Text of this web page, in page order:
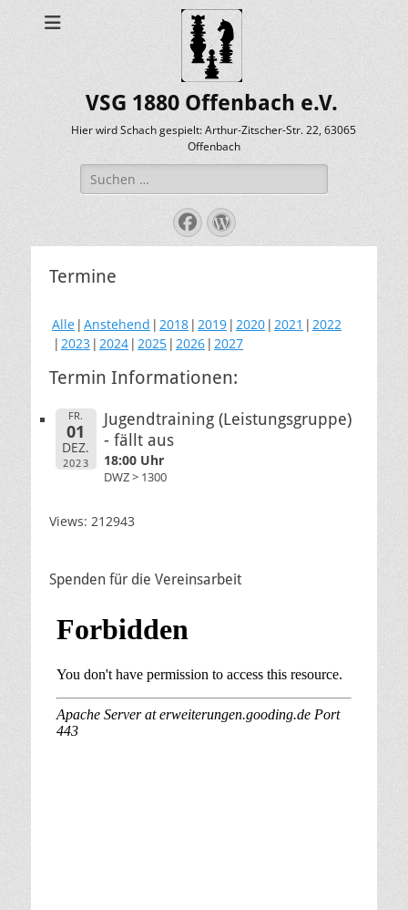
VSG 1880 Offenbach e.V.
Hier wird Schach gespielt: Arthur-Zitscher-Str. 22, 63065
Offenbach
Suche
nach:
Facebook
WordPress
Termine
Alle Anstehend 2018 2019 2020 2021
2022
2023 2024 2025 2026 2027
Termin Informationen:
FR.
01
DEZ.
2023
Jugendtraining (Leistungsgruppe)
- fällt aus
18:00 Uhr
DWZ > 1300
Views: 212943
Spenden für die Vereinsarbeit